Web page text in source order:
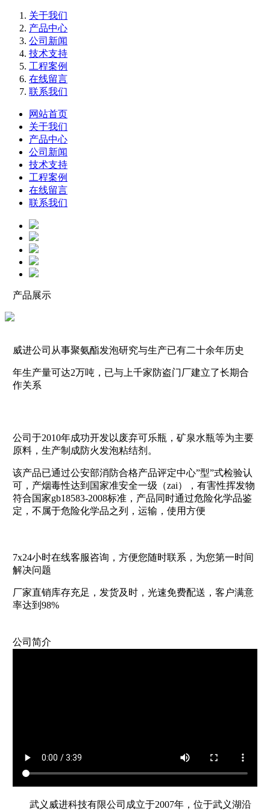
关于我们
产品中心
公司新闻
技术支持
工程案例
在线留言
联系我们
网站首页
关于我们
产品中心
公司新闻
技术支持
工程案例
在线留言
联系我们
产品展示
威进公司从事聚氨酯发泡研究与生产已有二十余年历史
年生产量可达2万吨，已与上千家防盗门厂建立了长期合
作关系
公司于2010年成功开发以废弃可乐瓶，矿泉水瓶等为主要
原料，生产制成防火发泡粘结剂。
该产品已通过公安部消防合格产品评定中心”型”式检验认
可，产烟毒性达到国家准安全一级（zai），有害性挥发物
符合国家gb18583-2008标准，产品同时通过危险化学品鉴
定，不属于危险化学品之列，运输，使用方便
7x24小时在线客服咨询，方便您随时联系，为您第一时间
解决问题
厂家直销库存充足，发货及时，光速免费配送，客户满意
率达到98%
公司简介
武义威进科技有限公司成立于2007年，位于武义湖沿